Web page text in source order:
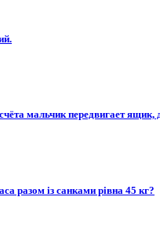
мальчик передвигает ящик,
разом із санками рівна 45 кг?